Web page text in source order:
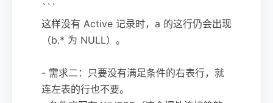
```
这样没有 Active 记录时，a 的这行仍会出现
（b.* 为 NULL）。
- 需求二：只要没有满足条件的右表行，就
连左表的行也不要。